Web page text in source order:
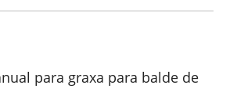
para graxa para balde de